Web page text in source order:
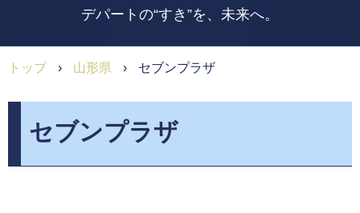
デパートの“すき”を、未来へ。
トップ › 山形県 › セブンプラザ
セブンプラザ